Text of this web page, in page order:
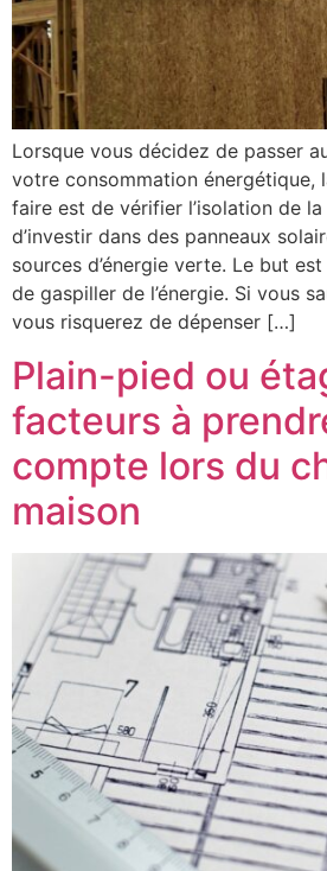
Lorsque vous décidez de passer
votre consommation énergétique,
faire est de vérifier l’isolation de
d’investir dans des panneaux
sources d’énergie verte. Le but
de gaspiller de l’énergie. Si vous
vous risquerez de dépenser […]
Plain-pied ou
facteurs à
compte lors du
maison